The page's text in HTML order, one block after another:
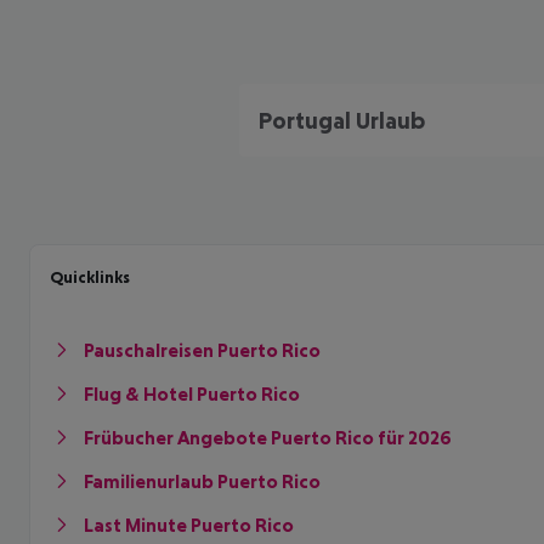
Portugal Urlaub
Quicklinks
Pauschalreisen Puerto Rico
Flug & Hotel Puerto Rico
Frübucher Angebote Puerto Rico für 2026
Familienurlaub Puerto Rico
Last Minute Puerto Rico